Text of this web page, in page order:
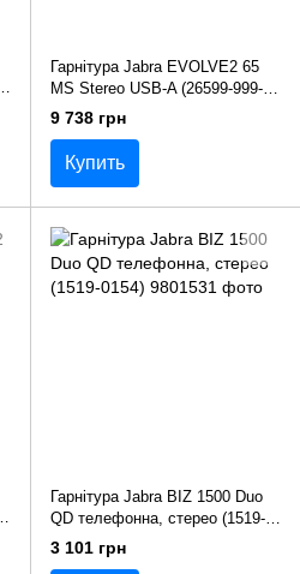
Гарнітура Jabra EVOLVE2 65
MS Stereo USB-A (26599-999-
999)
9 738 грн
Купить
Гарнітура Jabra BIZ 1500 Duo
QD телефонна, стерео (1519-
0154)
3 101 грн